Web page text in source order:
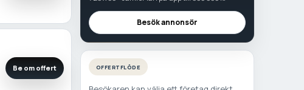
Be om offert
Besök annonsör
OFFERTFLÖDE